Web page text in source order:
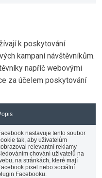
k poskytování
kampaní návštěvníkům.
napříč webovými
za účelem poskytování
nastavuje tento soubor
tak, aby uživatelům
relevantní reklamy
chování uživatelů na
na stránkách, které mají
pixel nebo sociální
Facebooku.